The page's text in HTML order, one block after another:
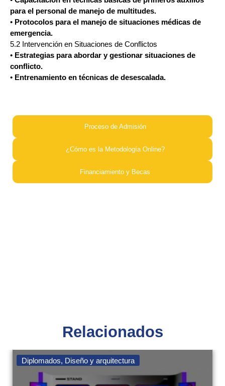
para el personal de manejo de multitudes.
• Protocolos para el manejo de situaciones médicas de
emergencia.
5.2 Intervención en Situaciones de Conflictos
• Estrategias para abordar y gestionar situaciones de
conflicto.
• Entrenamiento en técnicas de desescalada.
Proceso de Admisión​
¿Cómo es la Metodología Online?​
Financiamiento y Becas​
Relacionados
Diplomados, Diseño y arquitectura